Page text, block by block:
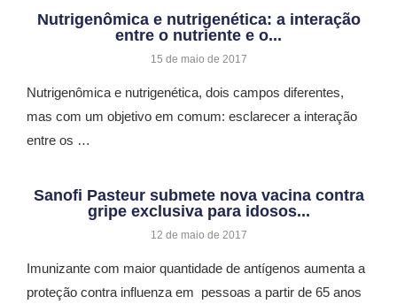
Nutrigenômica e nutrigenética: a interação
entre o nutriente e o...
15 de maio de 2017
Nutrigenômica e nutrigenética, dois campos diferentes,
mas com um objetivo em comum: esclarecer a interação
entre os …
Sanofi Pasteur submete nova vacina contra
gripe exclusiva para idosos...
12 de maio de 2017
Imunizante com maior quantidade de antígenos aumenta a
proteção contra influenza em pessoas a partir de 65 anos